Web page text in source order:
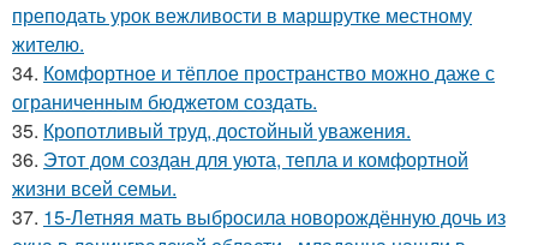
преподать урок вежливости в маршрутке местному
жителю.
34. Комфортное и тёплое пространство можно даже с
ограниченным бюджетом создать.
35. Кропотливый труд, достойный уважения.
36. Этот дом создан для уюта, тепла и комфортной
жизни всей семьи.
37. 15-Летняя мать выбросила новорождённую дочь из